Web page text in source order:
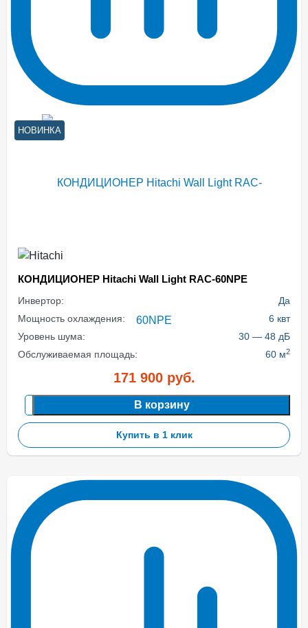
НОВИНКА
КОНДИЦИОНЕР Hitachi Wall Light RAC-60NPE
Инвертор:
Да
Мощность охлаждения:
6 квт
Уровень шума:
30 — 48 дБ
Обслуживаемая площадь:
60 м2
171 900руб.
В корзину
Купить в 1 клик